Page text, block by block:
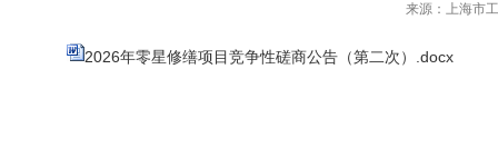
来源：上海市
2026年零星修缮项目竞争性磋商公告（第二次）.docx